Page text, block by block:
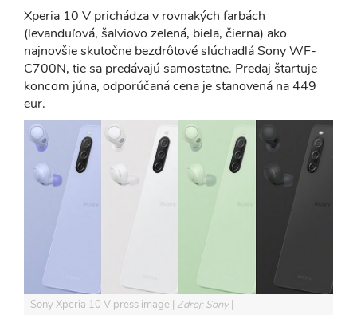
Xperia 10 V prichádza v rovnakých farbách
(levanduľová, šalviovo zelená, biela, čierna) ako
najnovšie skutočne bezdrôtové slúchadlá Sony WF-
C700N, tie sa predávajú samostatne. Predaj štartuje
koncom júna, odporúčaná cena je stanovená na 449
eur.
Sony Xperia 10 V press image Zdroj: Sony